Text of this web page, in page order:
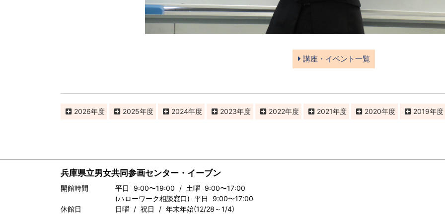
講座・イベント一覧
2026 2025 2024 2023 2022 2021 2020 2019
兵庫県立男女共同参画センター・イーブン
開館時間
平日 9:00〜19:00 / 土曜 9:00〜17:00
(ハローワーク相談窓口) 平日 9:00〜17:00
休館日
日曜 / 祝日 / 年末年始(12/28～1/4)